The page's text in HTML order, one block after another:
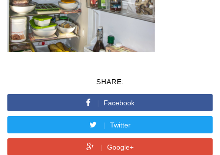
SHARE:
Facebook
Twitter
Google+